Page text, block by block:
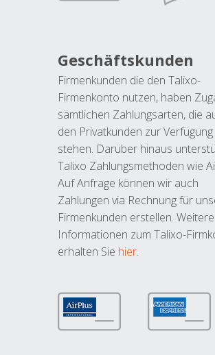
Geschäftskunden
Firmenkunden die den Talixo-
Firmenkonto nutzen, haben
sämtlichen Zahlungsarten, die
den Privatkunden zur Verfügung
stehen. Darüber hinaus
Talixo Zahlungsmethoden wie
Auf Anfrage können wir auch
Zahlungen via Rechnung für
Firmenkunden erstellen. Weitere
Informationen zum Talixo-
erhalten Sie hier.